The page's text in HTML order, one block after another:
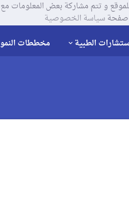
صفحةسياسة الخصوصية
الطبية مخططات النمو